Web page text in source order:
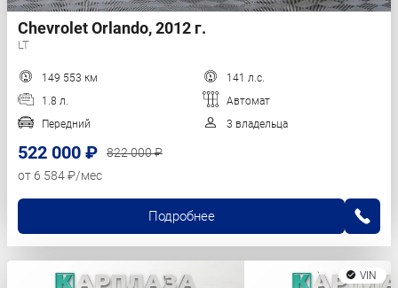
Chevrolet Orlando, 2012 г.
LT
149 553 км
141 л.с.
1.8 л.
Автомат
Передний
3 владельца
522 000 ₽
822 000 ₽
от 6 584 ₽/мес
Подробнее
VIN